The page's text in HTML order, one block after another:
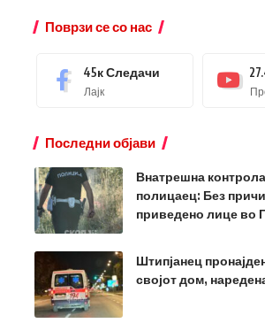
Поврзи се со нас
45кСледачи
Лајк
Последни објави
Внатрешна
полицаец: Без
приведено лице во
Штипјанец
својот дом,